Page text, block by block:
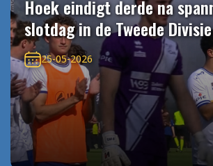
Hoek eindigt derde na
slotdag in de Tweede Divisie
25-05-2026